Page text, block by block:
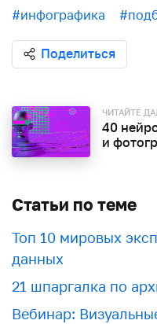
#инфографика
Поделиться
ЧИТАЙТЕ
40
и
Статьи по теме
Топ 10 мировых
данных
21 шпаргалка по
Вебинар: